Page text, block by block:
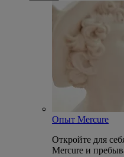
Опыт Mercure
Откройте для
Mercure и